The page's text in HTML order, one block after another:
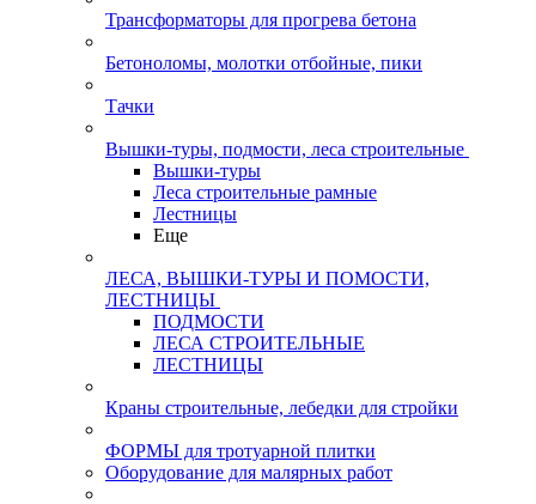
Трансформаторы для прогрева бетона
Бетоноломы, молотки отбойные, пики
Тачки
Вышки-туры, подмости, леса строительные
Вышки-туры
Леса строительные рамные
Лестницы
Еще
ЛЕСА, ВЫШКИ-ТУРЫ И ПОМОСТИ,
ЛЕСТНИЦЫ
ПОДМОСТИ
ЛЕСА СТРОИТЕЛЬНЫЕ
ЛЕСТНИЦЫ
Краны строительные, лебедки для стройки
ФОРМЫ для тротуарной плитки
Оборудование для малярных работ